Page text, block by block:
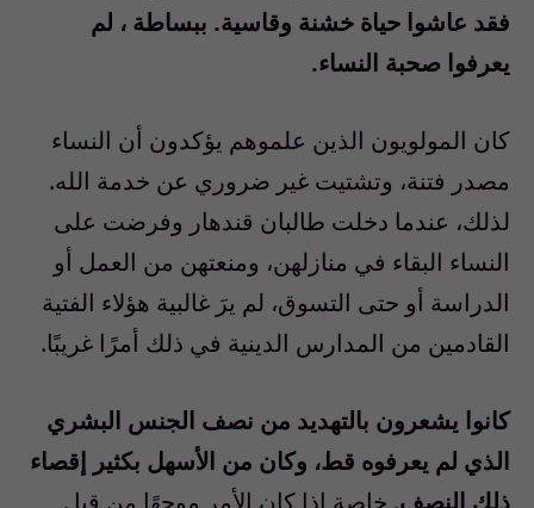
فقد عاشوا حياة خشنة وقاسية. ببساطة ، لم
يعرفوا صحبة النساء.
كان المولويون الذين علموهم يؤكدون أن النساء
مصدر فتنة، وتشتيت غير ضروري عن خدمة الله.
لذلك، عندما دخلت طالبان قندهار وفرضت على
النساء البقاء في منازلهن، ومنعتهن من العمل أو
الدراسة أو حتى التسوق، لم يرَ غالبية هؤلاء الفتية
القادمين من المدارس الدينية في ذلك أمرًا غريبًا.
كانوا يشعرون بالتهديد من نصف الجنس البشري
الذي لم يعرفوه قط، وكان من الأسهل بكثير إقصاء
ذلك النصف. خاصة إذا كان الأمر موجهًا من قبل